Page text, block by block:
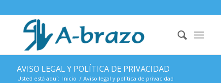
AVISO LEGAL Y POLÍTICA DE PRIVACIDAD
Usted está aquí: Inicio / Aviso legal y política de privacidad